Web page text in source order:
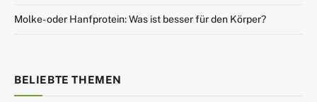
Molke- oder Hanfprotein: Was ist besser für den Körper?
BELIEBTE THEMEN